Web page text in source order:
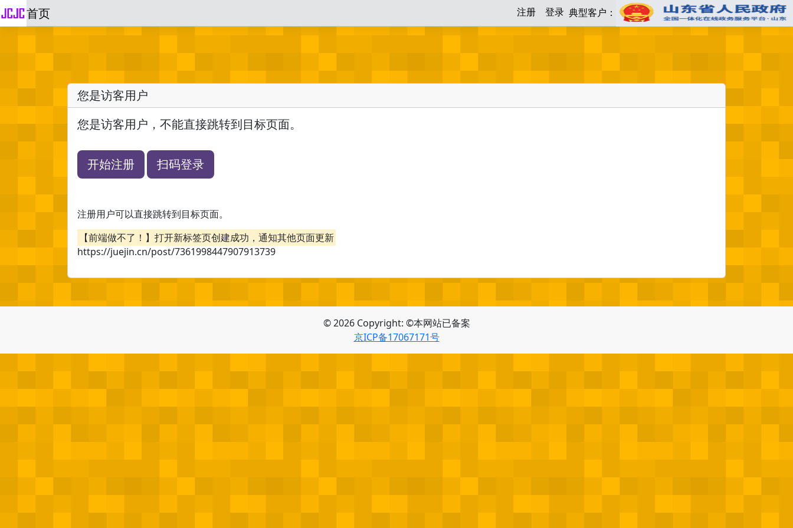
首页 注册 登录 典型客户：
您是访客用户
您是访客用户，不能直接跳转到目标页面。
开始注册 扫码登录
注册用户可以直接跳转到目标页面。
【前端做不了！】打开新标签页创建成功，通知其他页面更新
https://juejin.cn/post/7361998447907913739
© 2026 Copyright: ©本网站已备案
京ICP备17067171号